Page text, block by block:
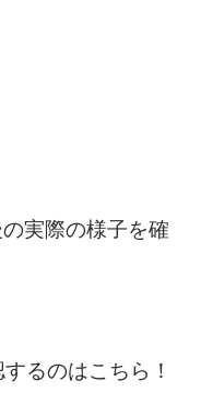
実際の様子を確
るのはこちら！